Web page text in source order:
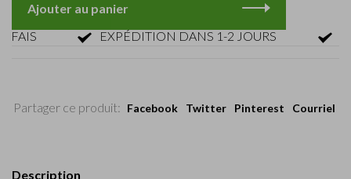
Ajouter au panier
EXPÉDITION DANS 1-2 JOURS
Partager ce produit: Facebook Twitter Pinterest Courriel
Description